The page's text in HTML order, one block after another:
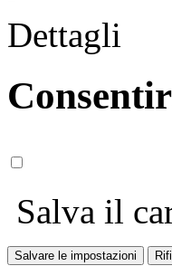
Dettagli
Salva il
Salvare le impostazioni